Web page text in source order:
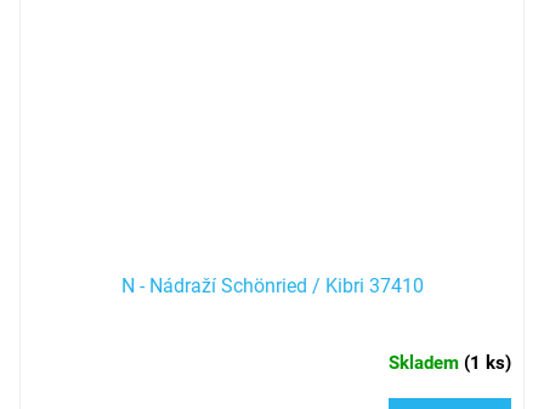
N - Nádraží Schönried / Kibri 37410
Skladem (1 ks)